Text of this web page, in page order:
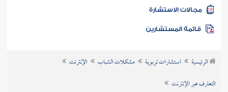
سؤالك
الاستشارة
الرئيسية استشارات تربوية مشكلات الشباب
الإنترنت
التعارف عبر الإنترنت